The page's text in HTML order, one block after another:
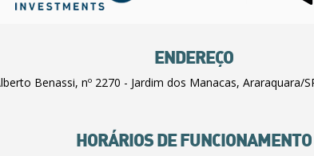
ENDEREÇO
Benassi, nº 2270 - Jardim dos Manacas, Araraquara/
HORÁRIOS DE FUNCIONAMENTO